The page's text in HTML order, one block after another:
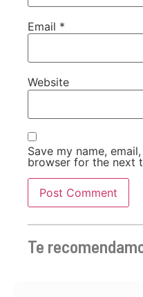
Email *
Website
Save my name,
browser for the next
Te